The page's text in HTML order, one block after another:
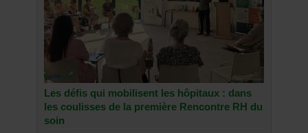
Les défis qui mobilisent les hôpitaux : dans
les coulisses de la première Rencontre RH du
soin